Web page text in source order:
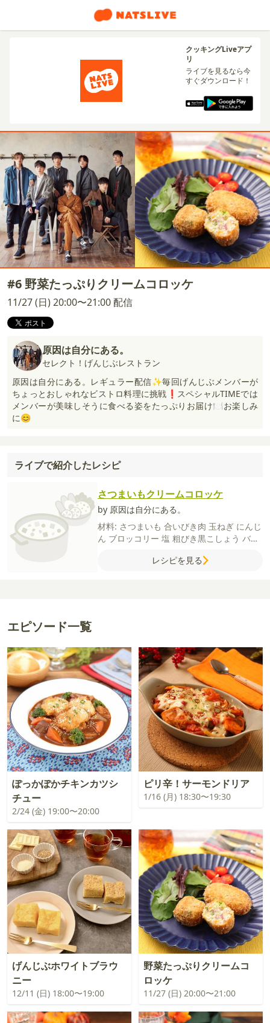
クッキングLiveアプ
リ
ライブを見るなら今
すぐダウンロード！
#6 野菜たっぷりクリームコロッケ
11/27 (日) 20:00〜21:00 配信
原因は自分にある。
セレクト！げんじぶレストラン
原因は自分にある。レギュラー配信✨毎回げんじぶメンバーが
ちょっとおしゃれなビストロ料理に挑戦❗️スペシャルTIMEでは
メンバーが美味しそうに食べる姿をたっぷりお届け🍽お楽しみ
に😊
ライブで紹介したレシピ
さつまいもクリームコロッケ
by 原因は自分にある。
材料: さつまいも 合いびき肉 玉ねぎ にんじ
ん ブロッコリー 塩 粗びき黒こしょう バタ
溶き卵パン粉
レシピを見る
エピソード一覧
ぽっかぽかチキンカツシ
チュー
2/24 (金) 19:00〜20:00
ピリ辛！サーモンドリア
1/16 (月) 18:30〜19:30
げんじぶホワイトブラウ
ニー
12/11 (日) 18:00〜19:00
野菜たっぷりクリームコ
ロッケ
11/27 (日) 20:00〜21:00